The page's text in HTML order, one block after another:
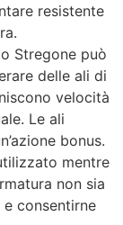
resistente
Stregone può
delle ali di
velocità
Le ali
bonus.
mentre
non sia
consentirne